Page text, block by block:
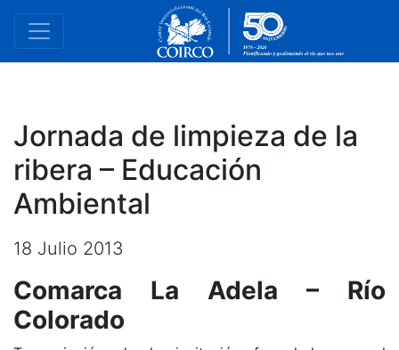
Jornada de limpieza de la
ribera – Educación
Ambiental
18 Julio 2013
Comarca La Adela – Río
Colorado